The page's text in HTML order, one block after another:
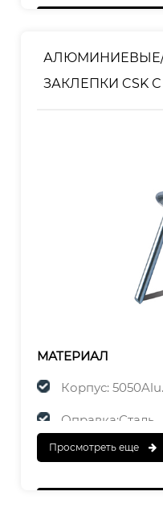
ЗАКЛЕПКИ CSK
МАТЕРИАЛ
Корпус:
Оправка:Сталь
ЗАКАНЧИВАТЬ
Просмотреть еще